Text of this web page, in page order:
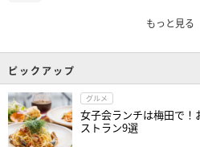
もっと見る
ピックアップ
グルメ
女子会ランチは梅田で！
ストラン9選